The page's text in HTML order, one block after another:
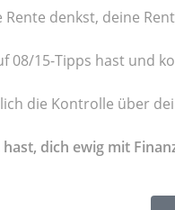
Rente denkst, deine
08/15-Tipps hast und
die Kontrolle über
dich ewig mit